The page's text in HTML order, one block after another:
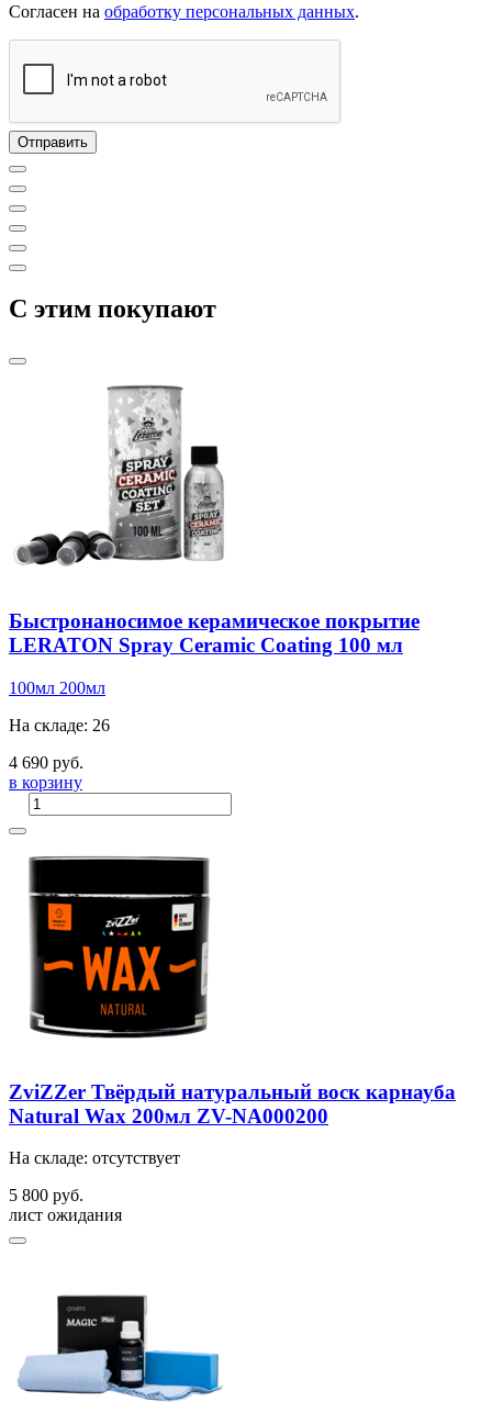
Согласен на обработку персональных данных.
C этим покупают
Быстронаносимое керамическое покрытие
LERATON Spray Ceramic Coating 100 мл
100мл 200мл
На складе: 26
4 690 руб.
в корзину
ZviZZer Твёрдый натуральный воск карнауба
Natural Wax 200мл ZV-NA000200
На складе: отсутствует
5 800 руб.
лист ожидания